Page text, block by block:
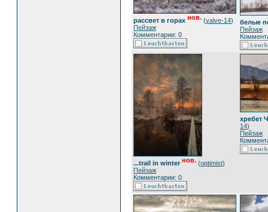
рассвет в горах нов. (valve-14)
Пейзаж
Комментарии: 0
белые
Пейзаж
...trail in winter нов. (optimist)
Пейзаж
Комментарии: 0
хребет
14)
Пейзаж